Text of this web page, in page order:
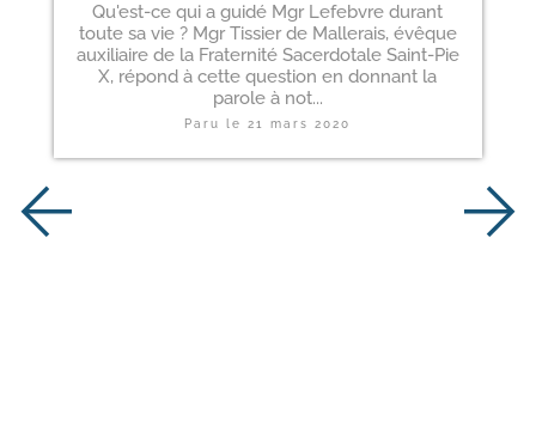
Qu'est-ce qui a guidé Mgr Lefebvre durant
toute sa vie ? Mgr Tissier de Mallerais, évêque
auxiliaire de la Fraternité Sacerdotale Saint-Pie
X, répond à cette question en donnant la
parole à not...
Paru le21 mars 2020